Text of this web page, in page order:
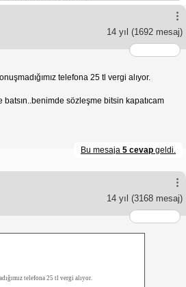
14 yıl (1692 mesaj)
telefona 25 tl vergi alıyor.
batsın..benimde sözleşme bitsin kapatıcam
Bu mesaja 5 cevap geldi.
14 yıl (3168 mesaj)
telefona 25 tl vergi alıyor.